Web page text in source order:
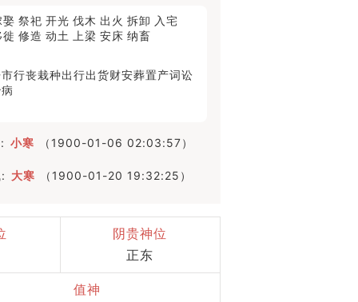
娶 祭祀 开光 伐木 出火 拆卸 入宅
徙 修造 动土 上梁 安床 纳畜
行丧栽种出行出货财安葬置产词讼
小寒 （1900-01-06 02:03:57）
大寒 （1900-01-20 19:32:25）
阴贵神位
正东
值神